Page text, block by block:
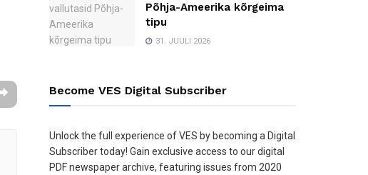
Põhja-Ameerika kõrgeima
tipu
31. JUULI 2026
Become VES Digital Subscriber
Unlock the full experience of VES by becoming a Digital
Subscriber today! Gain exclusive access to our digital
PDF newspaper archive, featuring issues from 2020